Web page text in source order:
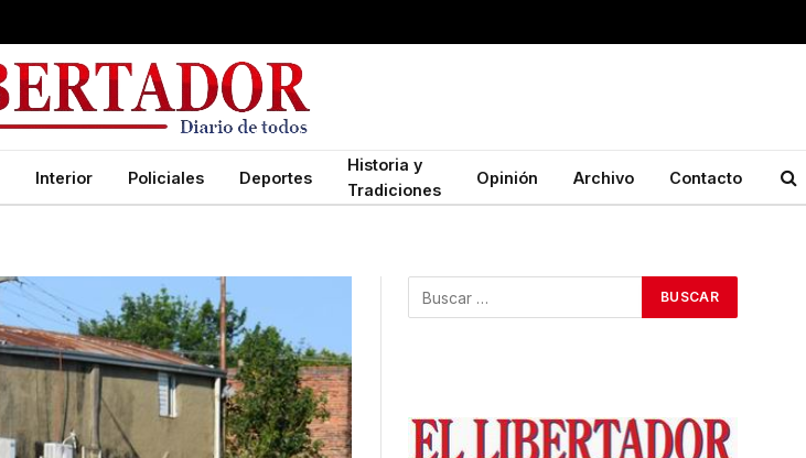
Interior Policiales Deportes
Historia y
Tradiciones
Opinión Archivo Contacto